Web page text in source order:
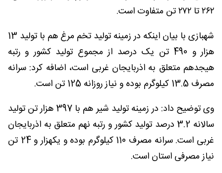
۲۶۲ تا ۲۷۲ تن متفاوت است.
شهبازی با بیان اینکه در زمینه تولید تخم مرغ هم با تولید 13
هزار و 490 تن یک درصد از مجموع تولید کشور و رتبه
هیجدهم متعلق به اذربایجان غربی است، اضافه کرد: سرانه
مصرف 13.5 کیلوگرم بوده و نیاز روزانه 125 تن است.
وی توضیح داد: در زمینه تولید شیر هم با 397 هزار تن تولید
سالانه 3.2 درصد تولید کشور و رتبه نهم متعلق به اذربایجان
غربی است. سرانه مصرف 110 کیلوگرم بوده و یکهزار و 24 تن
نیاز مصرفی استان است.